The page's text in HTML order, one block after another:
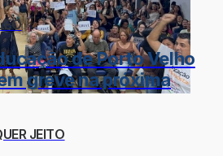
de Porto Velho
greve na próxima
JEITO